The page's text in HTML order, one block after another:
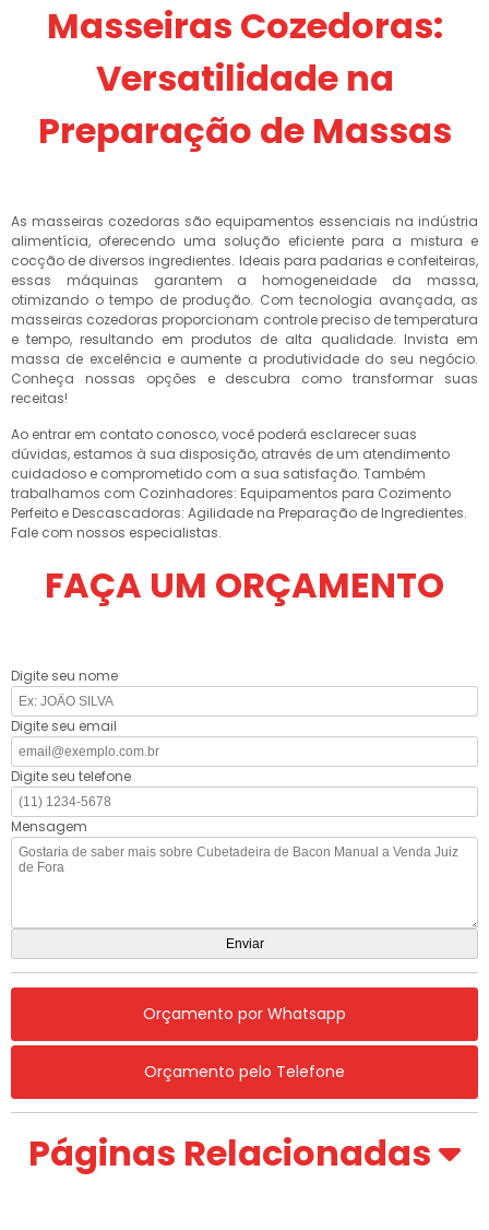
Masseiras Cozedoras:
Versatilidade na
Preparação de Massas
As masseiras cozedoras são equipamentos essenciais na indústria
alimentícia, oferecendo uma solução eficiente para a mistura e
cocção de diversos ingredientes. Ideais para padarias e confeiteiras,
essas máquinas garantem a homogeneidade da massa,
otimizando o tempo de produção. Com tecnologia avançada, as
masseiras cozedoras proporcionam controle preciso de temperatura
e tempo, resultando em produtos de alta qualidade. Invista em
massa de excelência e aumente a produtividade do seu negócio.
Conheça nossas opções e descubra como transformar suas
receitas!
Ao entrar em contato conosco, você poderá esclarecer suas
dúvidas, estamos à sua disposição, através de um atendimento
cuidadoso e comprometido com a sua satisfação. Também
trabalhamos com Cozinhadores: Equipamentos para Cozimento
Perfeito e Descascadoras: Agilidade na Preparação de Ingredientes.
Fale com nossos especialistas.
FAÇA UM ORÇAMENTO
Digite seu nome
Digite seu email
Digite seu telefone
Mensagem
Orçamento por Whatsapp
Orçamento pelo Telefone
Páginas Relacionadas